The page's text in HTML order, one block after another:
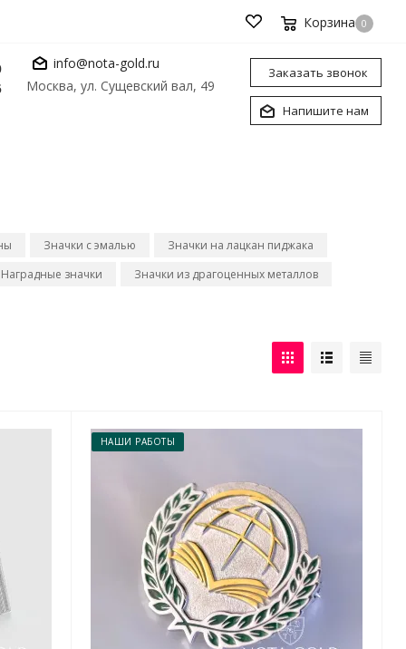
Корзина 0
info@nota-gold.ru
Москва, ул. Сущевский вал, 49
Заказать звонок
Напишите нам
Значки с эмалью
Значки на лацкан пиджака
Наградные значки
Значки из драгоценных металлов
НАШИ РАБОТЫ